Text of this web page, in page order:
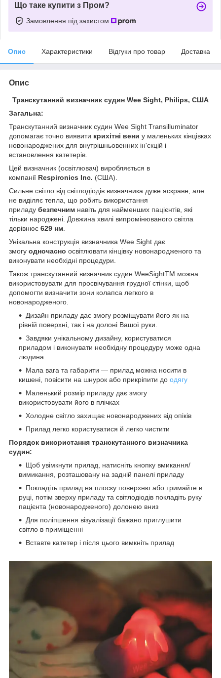
Що таке купити з Пром?
Замовлення під захистом
Опис Характеристики Відгуки про товар Доставка
Опис
Транскутанний визначник судин Wee Sight, Philips, США
Загальна:
Транскутанний визначник судин Wee Sight Transilluminator
допомагає точно виявити крихітні вени у маленьких кінцівках
новонароджених для внутрішньовенних ін'єкцій і
встановлення катетерів.
Цей визначник (освітлювач) виробляється в
компанії Respironics Inc. (США).
Сильне світло від світлодіодів визначника дуже яскраве, але
не виділяє тепла, що робить використання
приладу безпечним навіть для найменших пацієнтів, які
тільки народжені. Довжина хвилі випромінюваного світла
дорівнює 629 нм
Унікальна конструкція визначника Wee Sight дає
змогу одночасно освітлювати кінцівку новонародженого та
виконувати необхідні процедури.
Також транскутанний визначник судин WeeSightTM можна
використовувати для просвічування грудної стінки, щоб
допомогти визначити зони колапса легкого в
новонародженого.
Дизайн приладу дає змогу розміщувати його як на
рівній поверхні, так і на долоні Вашої руки.
Завдяки унікальному дизайну, користуватися
приладом і виконувати необхідну процедуру може одна
людина.
Мала вага та габарити — прилад можна носити в
кишені, повісити на шнурок або прикріпити до одягу
Маленький розмір приладу дає змогу
використовувати його в плічках
Холодне світло захищає новонароджених від опіків
Прилад легко користуватися й легко чистити
Порядок використання транскутанного визначника
судин:
Щоб увімкнути прилад, натисніть кнопку вмикання/
вимикання, розташовану на задній панелі приладу
Покладіть прилад на плоску поверхню або тримайте в
руці, потім зверху приладу та світлодіодів покладіть руку
пацієнта (новонародженого) долонею вниз
Для поліпшення візуалізації бажано приглушити
світло в приміщенні
Вставте катетер і після цього вимкніть прилад